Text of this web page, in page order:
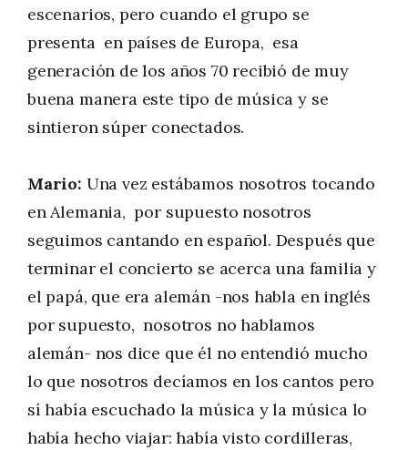
escenarios, pero cuando el grupo se
presenta en países de Europa, esa
generación de los años 70 recibió de muy
buena manera este tipo de música y se
sintieron súper conectados.
Mario: Una vez estábamos nosotros tocando
en Alemania, por supuesto nosotros
seguimos cantando en español. Después que
terminar el concierto se acerca una familia y
el papá, que era alemán -nos habla en inglés
por supuesto, nosotros no hablamos
alemán- nos dice que él no entendió mucho
lo que nosotros decíamos en los cantos pero
sí había escuchado la música y la música lo
había hecho viajar: había visto cordilleras,